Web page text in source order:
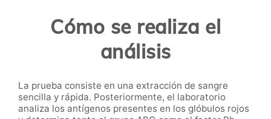
Cómo se realiza el
análisis
La prueba consiste en una extracción de sangre
sencilla y rápida. Posteriormente, el laboratorio
analiza los antígenos presentes en los glóbulos rojos